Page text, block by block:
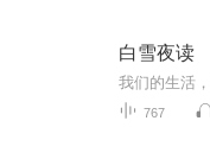
白雪夜读
767